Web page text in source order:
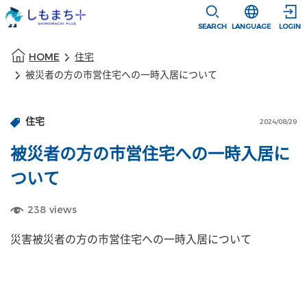
SEARCH
選択すると言
LANGUAGE LOGIN
HOME
住宅
被災者の方の市営住宅への一時入居について
住宅 2024/08/29
被災者の方の市営住宅への一時入居に
ついて
238 views
災害被災者の方の市営住宅への一時入居について